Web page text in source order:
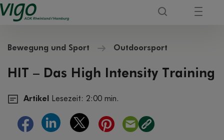
Bewegung und Sport Outdoorsport
HIT – Das High Intensity Training
Artikel Lesezeit: 2:00 min.